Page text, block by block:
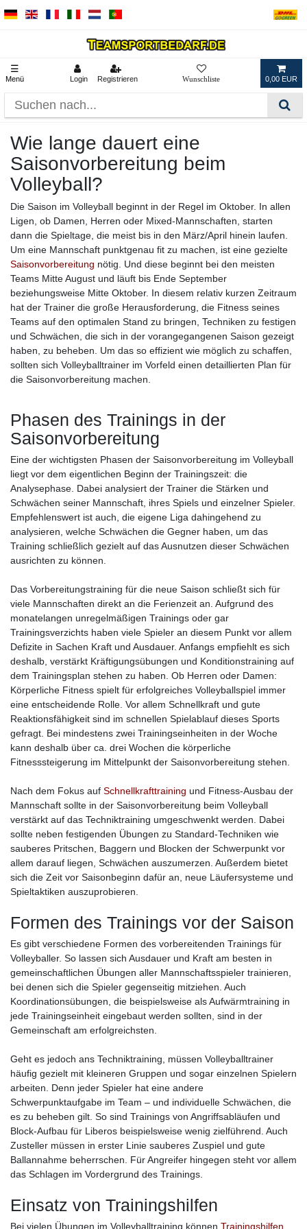
☰
Menü Login Registrieren 0,00 EUR
Wie lange dauert eine
Saisonvorbereitung beim
Volleyball?
Die Saison im Volleyball beginnt in der Regel im Oktober. In allen
Ligen, ob Damen, Herren oder Mixed-Mannschaften, starten
dann die Spieltage, die meist bis in den März/April hinein laufen.
Um eine Mannschaft punktgenau fit zu machen, ist eine gezielte
Saisonvorbereitung nötig. Und diese beginnt bei den meisten
Teams Mitte August und läuft bis Ende September
beziehungsweise Mitte Oktober. In diesem relativ kurzen Zeitraum
hat der Trainer die große Herausforderung, die Fitness seines
Teams auf den optimalen Stand zu bringen, Techniken zu festigen
und Schwächen, die sich in der vorangegangenen Saison gezeigt
haben, zu beheben. Um das so effizient wie möglich zu schaffen,
sollten sich Volleyballtrainer im Vorfeld einen detaillierten Plan für
die Saisonvorbereitung machen.
Phasen des Trainings in der
Saisonvorbereitung
Eine der wichtigsten Phasen der Saisonvorbereitung im Volleyball
liegt vor dem eigentlichen Beginn der Trainingszeit: die
Analysephase. Dabei analysiert der Trainer die Stärken und
Schwächen seiner Mannschaft, ihres Spiels und einzelner Spieler.
Empfehlenswert ist auch, die eigene Liga dahingehend zu
analysieren, welche Schwächen die Gegner haben, um das
Training schließlich gezielt auf das Ausnutzen dieser Schwächen
ausrichten zu können.
Das Vorbereitungstraining für die neue Saison schließt sich für
viele Mannschaften direkt an die Ferienzeit an. Aufgrund des
monatelangen unregelmäßigen Trainings oder gar
Trainingsverzichts haben viele Spieler an diesem Punkt vor allem
Defizite in Sachen Kraft und Ausdauer. Anfangs empfiehlt es sich
deshalb, verstärkt Kräftigungsübungen und Konditionstraining auf
dem Trainingsplan stehen zu haben. Ob Herren oder Damen:
Körperliche Fitness spielt für erfolgreiches Volleyballspiel immer
eine entscheidende Rolle. Vor allem Schnellkraft und gute
Reaktionsfähigkeit sind im schnellen Spielablauf dieses Sports
gefragt. Bei mindestens zwei Trainingseinheiten in der Woche
kann deshalb über ca. drei Wochen die körperliche
Fitnesssteigerung im Mittelpunkt der Saisonvorbereitung stehen.
Nach dem Fokus auf Schnellkrafttraining und Fitness-Ausbau der
Mannschaft sollte in der Saisonvorbereitung beim Volleyball
verstärkt auf das Techniktraining umgeschwenkt werden. Dabei
sollte neben festigenden Übungen zu Standard-Techniken wie
sauberes Pritschen, Baggern und Blocken der Schwerpunkt vor
allem darauf liegen, Schwächen auszumerzen. Außerdem bietet
sich die Zeit vor Saisonbeginn dafür an, neue Läufersysteme und
Spieltaktiken auszuprobieren.
Formen des Trainings vor der Saison
Es gibt verschiedene Formen des vorbereitenden Trainings für
Volleyballer. So lassen sich Ausdauer und Kraft am besten in
gemeinschaftlichen Übungen aller Mannschaftsspieler trainieren,
bei denen sich die Spieler gegenseitig mitziehen. Auch
Koordinationsübungen, die beispielsweise als Aufwärmtraining in
jede Trainingseinheit eingebaut werden sollten, sind in der
Gemeinschaft am erfolgreichsten.
Geht es jedoch ans Techniktraining, müssen Volleyballtrainer
häufig gezielt mit kleineren Gruppen und sogar einzelnen Spielern
arbeiten. Denn jeder Spieler hat eine andere
Schwerpunktaufgabe im Team – und individuelle Schwächen, die
es zu beheben gilt. So sind Trainings von Angriffsabläufen und
Block-Aufbau für Liberos beispielsweise wenig zielführend. Auch
Zusteller müssen in erster Linie sauberes Zuspiel und gute
Ballannahme beherrschen. Für Angreifer hingegen steht vor allem
das Schlagen im Vordergrund des Trainings.
Einsatz von Trainingshilfen
Bei vielen Übungen im Volleyballtraining können Trainingshilfen